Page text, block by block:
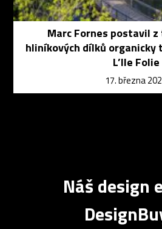
Marc Fornes postavil
hliníkových dílků organicky
L’Ile Folie
17. března
Náš design